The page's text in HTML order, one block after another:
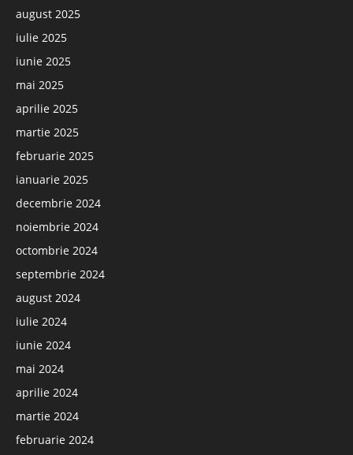
august 2025
iulie 2025
iunie 2025
mai 2025
aprilie 2025
martie 2025
februarie 2025
ianuarie 2025
decembrie 2024
noiembrie 2024
octombrie 2024
septembrie 2024
august 2024
iulie 2024
iunie 2024
mai 2024
aprilie 2024
martie 2024
februarie 2024